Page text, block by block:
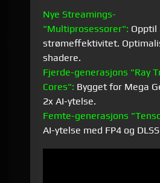
Nye Streamings-
"Multiprosessorer": Opptil
strømeffektivitet.
shadere.
Fjerde-generasjons "Ray
Cores": Bygget for Mega
2x AI-ytelse.
Femte-generasjons
AI-ytelse med FP4 og